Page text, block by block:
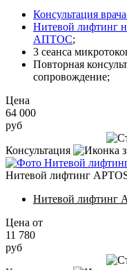
Консультация
Нитевой лифтинг
АПТОС;
3 сеанса
Повторная
сопровождение;
Цена
64 000
руб
Консультация
Нитевой лифтинг
Нитевой лифтинг
Цена от
11 780
руб